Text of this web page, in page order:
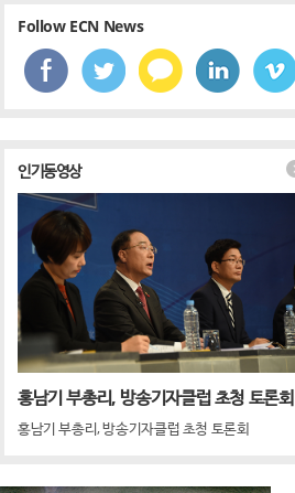
Follow ECN News
인기동영상
홍남기 부총리, 방송기자클럽 초청 토론회
홍남기 부총리, 방송기자클럽 초청 토론회